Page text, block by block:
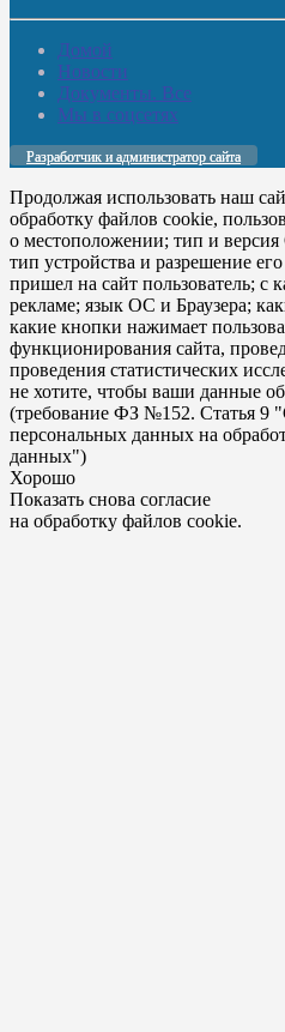
Домой
Новости
Документы. Все
Мы в соцсетях
Разработчик и администратор сайта
Продолжая использовать наш
обработку файлов cookie,
о местоположении; тип и
тип устройства и разрешение
пришел на сайт пользователь; с
рекламе; язык ОС и Браузера;
какие кнопки нажимает
функционирования сайта,
проведения статистических
не хотите, чтобы ваши данные
(требование ФЗ №152. Статья 9
персональных данных на
данных")
Хорошо
Показать снова согласие
на обработку файлов cookie.